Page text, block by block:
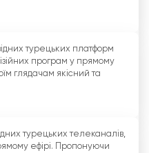
турецьких платформ
програм у прямому
глядачам якісний та
турецьких телеканалів,
ефірі. Пропонуючи